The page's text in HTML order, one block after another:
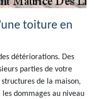
toiture en
détériorations. Des
parties de votre
de la maison,
les dommages au niveau